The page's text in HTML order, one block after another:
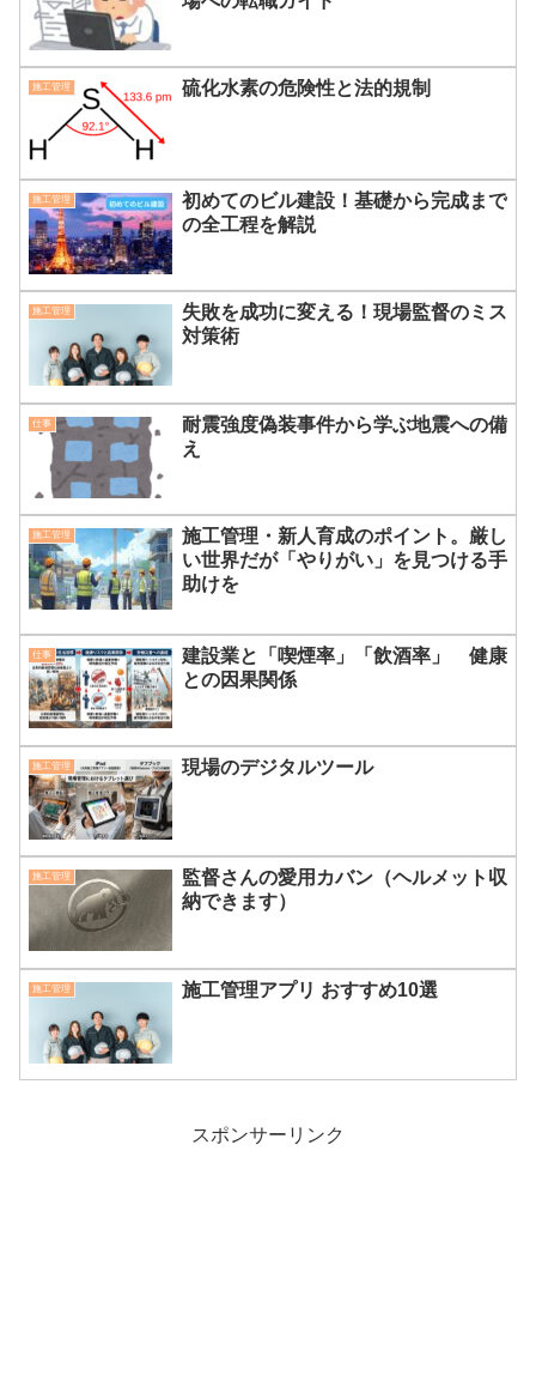
施工管理 硫化水素の危険性と法的規制
施工管理
初めてのビル建設！基礎から完成まで
の全工程を解説
施工管理
失敗を成功に変える！現場監督のミス
対策術
仕事
耐震強度偽装事件から学ぶ地震への備
え
施工管理
施工管理・新人育成のポイント。厳し
い世界だが「やりがい」を見つける手
助けを
仕事
建設業と「喫煙率」「飲酒率」 健康
との因果関係
施工管理 現場のデジタルツール
施工管理
監督さんの愛用カバン（ヘルメット収
納できます）
施工管理 施工管理アプリ おすすめ10選
スポンサーリンク